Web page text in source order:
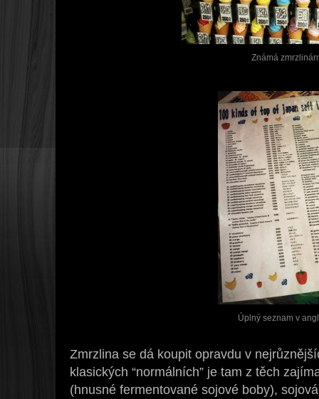
Známá
Úplný seznam v
Zmrzlina se dá koupit opravdu v
klasických “normálních” je tam z těch
(hnusné fermentované sojové boby),